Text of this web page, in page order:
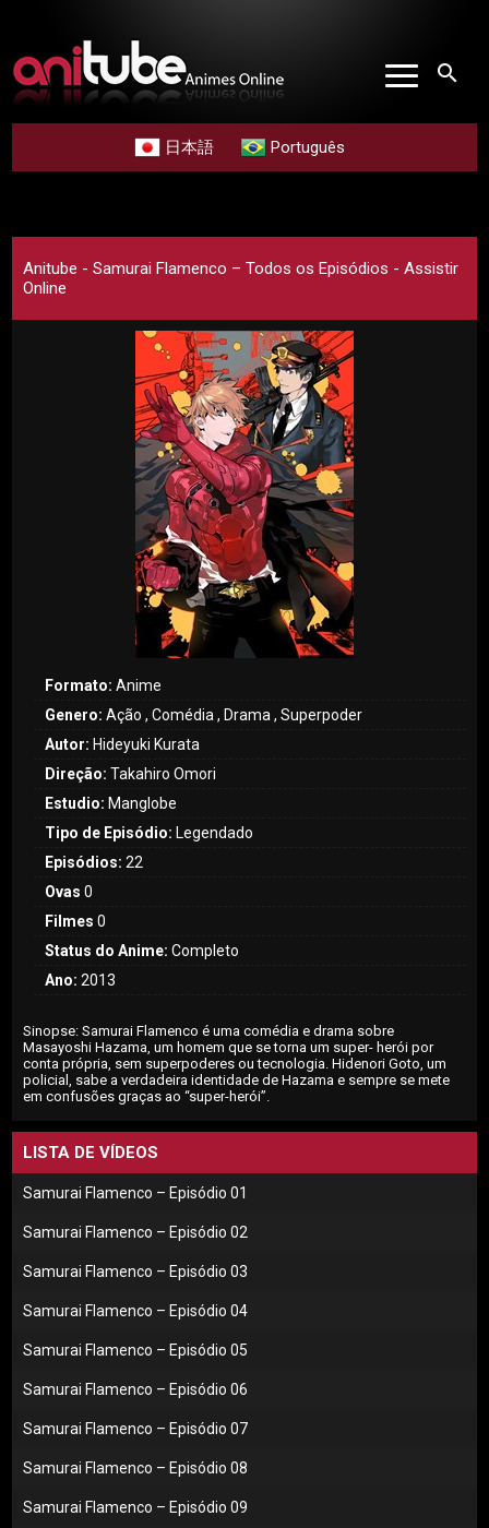
search
日本語 Português
Anitube - Samurai Flamenco – Todos os Episódios - Assistir
Online
Formato: Anime
Genero: Ação , Comédia , Drama , Superpoder
Autor: Hideyuki Kurata
Direção: Takahiro Omori
Estudio: Manglobe
Tipo de Episódio: Legendado
Episódios: 22
Ovas 0
Filmes 0
Status do Anime: Completo
Ano: 2013
Sinopse: Samurai Flamenco é uma comédia e drama sobre
Masayoshi Hazama, um homem que se torna um super- herói por
conta própria, sem superpoderes ou tecnologia. Hidenori Goto, um
policial, sabe a verdadeira identidade de Hazama e sempre se mete
em confusões graças ao “super-herói”.
LISTA DE VÍDEOS
Samurai Flamenco – Episódio 01
Samurai Flamenco – Episódio 02
Samurai Flamenco – Episódio 03
Samurai Flamenco – Episódio 04
Samurai Flamenco – Episódio 05
Samurai Flamenco – Episódio 06
Samurai Flamenco – Episódio 07
Samurai Flamenco – Episódio 08
Samurai Flamenco – Episódio 09